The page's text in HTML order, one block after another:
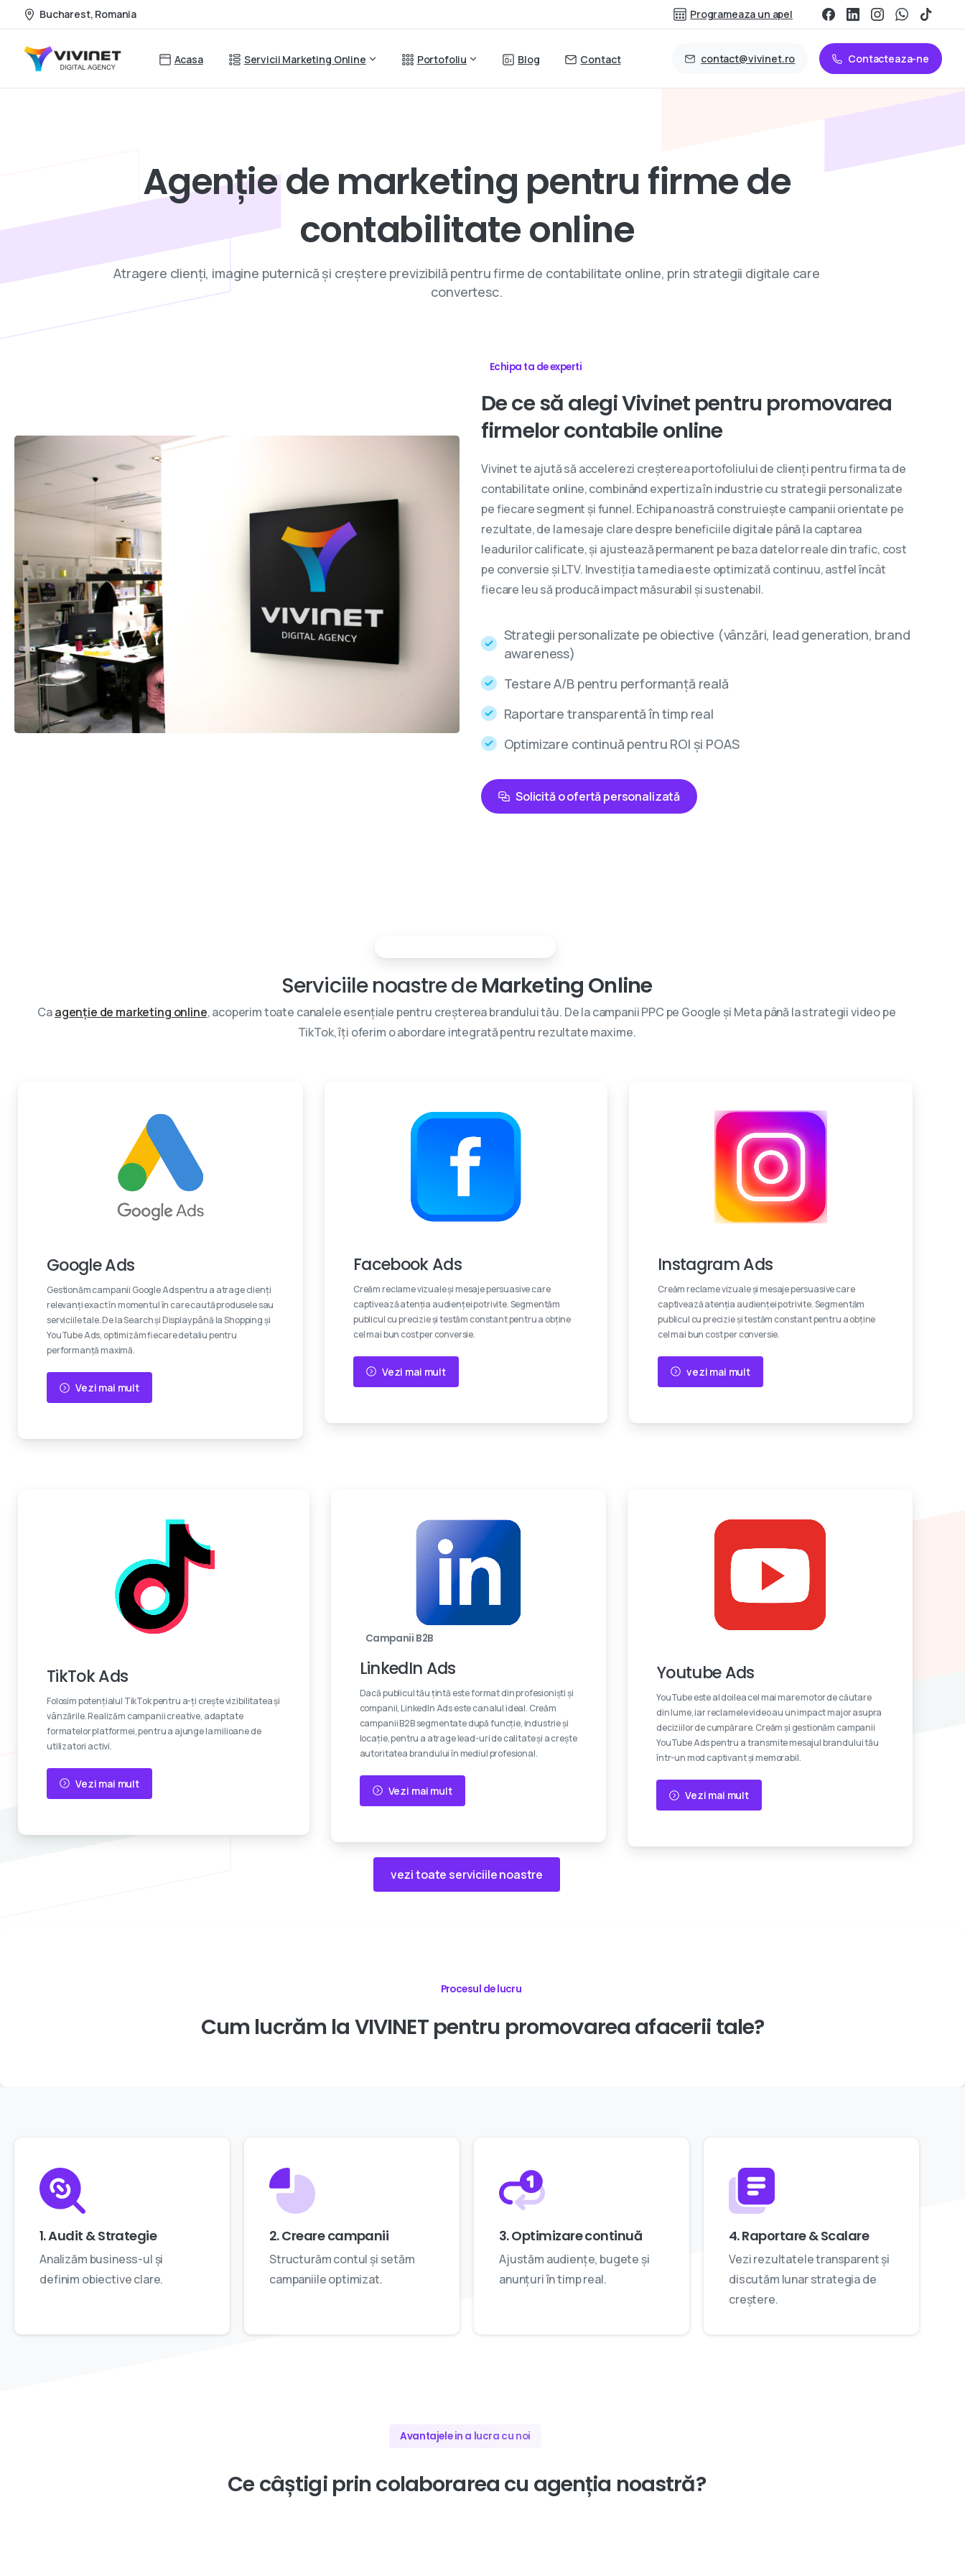
Bucharest, Romania Programeaza un apel
Acasa Servicii Marketing Online Portofoliu Blog Contact contact@vivinet.ro Contacteaza-ne
Agențiede marketing pentru firmede
contabilitateonline
Atragere clienți, imagine puternică și creștere previzibilă pentru firme de contabilitate online, prin strategii digitale care
convertesc.
Echipa ta de experti
Decesă alegiVivinet pentru promovarea
firmelorcontabile online
Vivinet te ajută să accelerezi creșterea portofoliului de clienți pentru firma ta de
contabilitate online, combinând expertiza în industrie cu strategii personalizate
pe fiecare segment și funnel. Echipa noastră construiește campanii orientate pe
rezultate, de la mesaje clare despre beneficiile digitale până la captarea
leadurilor calificate, și ajustează permanent pe baza datelor reale din trafic, cost
pe conversie și LTV. Investiția ta media este optimizată continuu, astfel încât
fiecare leu să producă impact măsurabil și sustenabil.
Strategii personalizate pe obiective (vânzări, lead generation, brand
awareness)
Testare A/B pentru performanță reală
Raportare transparentă în timp real
Optimizare continuă pentru ROI și POAS
Solicită o ofertă personalizată
Serviciile noastre deMarketing Online
Caagenție de marketing online, acoperim toate canalele esențiale pentru creșterea brandului tău. De la campanii PPC pe Google și Meta până la strategii video pe
TikTok, îți oferim o abordare integrată pentru rezultate maxime.
Google Ads
Gestionăm campanii Google Ads pentru a atrage clienți
relevanți exact în momentul în care caută produsele sau
serviciile tale. De la Search și Display până la Shopping și
YouTube Ads, optimizăm fiecare detaliu pentru
performanță maximă.
Vezi mai mult
Facebook Ads
Creăm reclame vizuale și mesaje persuasive care
captivează atenția audienței potrivite. Segmentăm
publicul cu precizie și testăm constant pentru a obține
cel mai bun cost per conversie.
Vezi mai mult
Instagram Ads
Creăm reclame vizuale și mesaje persuasive care
captivează atenția audienței potrivite. Segmentăm
publicul cu precizie și testăm constant pentru a obține
cel mai bun cost per conversie.
vezi mai mult
TikTok Ads
Folosim potențialul TikTok pentru a-ți crește vizibilitatea și
vânzările. Realizăm campanii creative, adaptate
formatelor platformei, pentru a ajunge la milioane de
utilizatori activi.
Vezi mai mult
Campanii B2B
LinkedIn Ads
Dacă publicul tău țintă este format din profesioniști și
companii, LinkedIn Ads este canalul ideal. Creăm
campanii B2B segmentate după funcție, industrie și
locație, pentru a atrage lead-uri de calitate și a crește
autoritatea brandului în mediul profesional.
Vezi mai mult
Youtube Ads
YouTube este al doilea cel mai mare motor de căutare
din lume, iar reclamele video au un impact major asupra
deciziilor de cumpărare. Creăm și gestionăm campanii
YouTube Ads pentru a transmite mesajul brandului tău
într-un mod captivant și memorabil.
Vezi mai mult
vezi toate serviciile noastre
Procesul de lucru
Cum lucrăm la VIVINET pentru promovarea afacerii tale?
1. Audit & Strategie
Analizăm business-ul și
definim obiective clare.
2. Creare campanii
Structurăm contul și setăm
campaniile optimizat.
3. Optimizare continuă
Ajustăm audiențe, bugete și
anunțuri în timp real.
4. Raportare & Scalare
Vezi rezultatele transparent și
discutăm lunar strategia de
creștere.
Avantajele in a lucra cu noi
Ce câștigi princolaborarea cu agenția noastră?